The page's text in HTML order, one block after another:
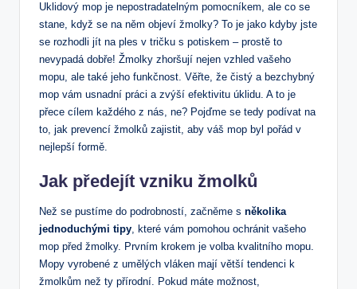
Uklidový mop je nepostradatelným pomocníkem, ale ⁢co se
⁤stane,‍ když se na něm objeví žmolky? To je jako kdyby jste
se rozhodli jít na ples v tričku s potiskem – prostě ‌to
nevypadá dobře! Žmolky zhoršují nejen vzhled vašeho
mopu, ale také jeho funkčnost. Věřte, ‌že ⁢čistý‌ a bezchybný
mop vám usnadní práci a zvýší efektivitu úklidu. A to je
přece cílem každého z nás,⁤ ne? Pojďme se ‌tedy podívat na
to, jak prevencí žmolků zajistit, aby váš mop⁤ byl pořád v
nejlepší formě.
Jak předejít vzniku žmolků
Než ⁢se‍ pustíme do podrobností, začněme s několika
jednoduchými tipy, které⁢ vám⁣ pomohou ochránit vašeho
mop před žmolky. Prvním krokem‌ je volba kvalitního mopu.
Mopy ⁢vyrobené z umělých ⁣vláken mají větší tendenci k
žmolkům než ty přírodní. Pokud máte možnost,